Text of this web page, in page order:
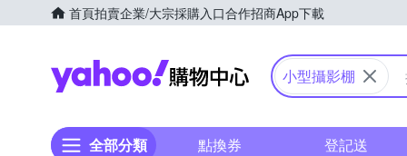
首頁拍賣企業/大宗採購入口合作招商App下載
Yahoo購物中心
小型攝影棚
全部分類 點換券 登記送